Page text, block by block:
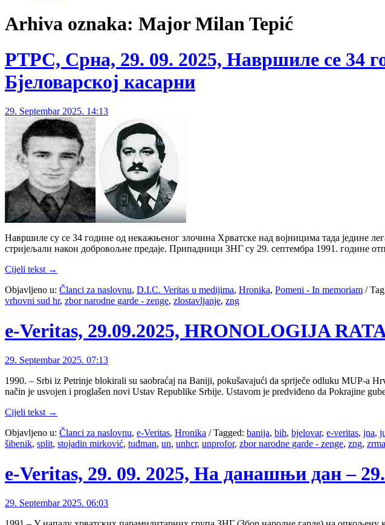
Arhiva oznaka: Major Milan Tepić
РТРС, Срна, 29. 09. 2025, Навршиле се 34
Бјеловарској касарни
29. Septembar 2025. 14:13
Навршиле су се 34 године од некажњеног злочина Хрватске над војницима тада једине
стријељали након добровољне предаје. Припадници ЗНГ су 29. септембра 1991. године
Cijeli tekst →
Objavljeno u: Članci za naslovnu, D.I.C. Veritas u medijima, Hronika, Pomeni - In memoriam /
vrhovni sud hr, zbor narodne garde - zenge, zlostavljanje, zng
e-Veritas, 29.09.2025, HRONOLOGIJA
29. Septembar 2025. 07:13
1990. – Srbi iz Petrinje blokirali su saobraćaj na Baniji, pokušavajući da spriječe odluku MUP-a
način je usvojen i proglašen novi Ustav Republike Srbije. Ustavom je predviđeno da Pokrajine
Cijeli tekst →
Objavljeno u: Članci za naslovnu, e-Veritas, Hronika /Tagged: banija, bih, bjelovar, e-veritas, jna,
šibenik, split, stojadin mirković, tuđman, un, unhcr, unprofor, zbor narodne garde - zenge, zng,
e-Veritas, 29. 09. 2025, На данашњи дан –
29. Septembar 2025. 06:03